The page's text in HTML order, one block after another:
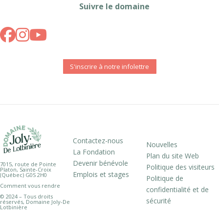
Suivre le domaine
S'inscrire à notre infolettre
7015, route de Pointe
Platon, Sainte-Croix
(Québec) G0S 2H0
Comment vous rendre
© 2024 – Tous droits
réservés, Domaine Joly-De
Lotbinière
Contactez-nous
La Fondation
Devenir bénévole
Emplois et stages
Nouvelles
Plan du site Web
Politique des visiteurs
Politique de
confidentialité et de
sécurité